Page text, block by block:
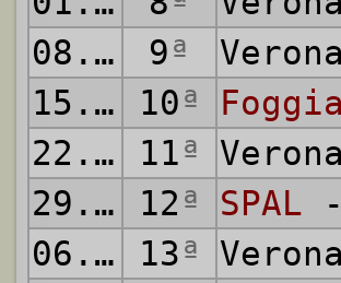
08.11.1981
9ª
15.11.1981
10ª Foggia
22.11.1981
11ª
29.11.1981
12ª SPAL
06.12.1981
13ª